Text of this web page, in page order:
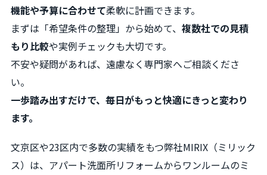
機能や予算に合わせて柔軟に計画できます。
まずは「希望条件の整理」から始めて、 複数社での見積
もり比較や実例チェックも大切です。
不安や疑問があれば、遠慮なく専門家へご相談くださ
い。
一歩踏み出すだけで、毎日がもっと快適にきっと変わり
ます。
文京区や23区内で多数の実績をもつ弊社MIRIX（ミリック
ス）は、アパート洗面所リフォームからワンルームのミ